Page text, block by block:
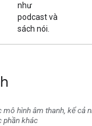
như
podcast và
sách nói.
mô hình âm thanh, kể cả
phần khác